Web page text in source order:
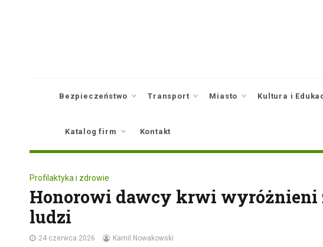
Bezpieczeństwo Transport Miasto Kultura i
Katalog firm Kontakt
Profilaktyka i zdrowie
Honorowi dawcy krwi wyróżnieni
ludzi
24 czerwca 2026 Kamil Nowakowski